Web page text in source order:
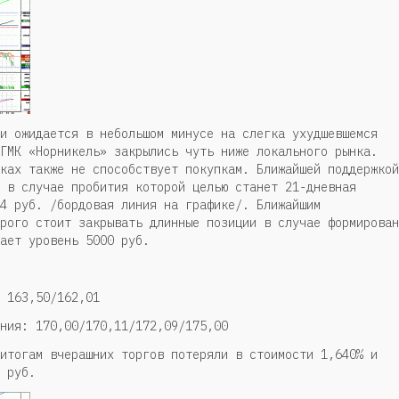
ожидается в небольшом минусе на слегка ухудшевшемся
«Норникель» закрылись чуть ниже локального рынка.
также не способствует покупкам. Ближайшей поддержкой
случае пробития которой целью станет 21-дневная
руб. /бордовая линия на графике/. Ближайшим
стоит закрывать длинные позиции в случае
уровень 5000 руб.
163,50/162,01
170,00/170,11/172,09/175,00
вчерашних торгов потеряли в стоимости 1,640% и
руб.